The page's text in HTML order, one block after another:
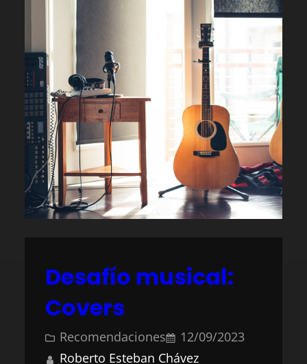
Desafío musical:
Covers
Recomendaciones
12/09/2023
Roberto Esteban Chávez